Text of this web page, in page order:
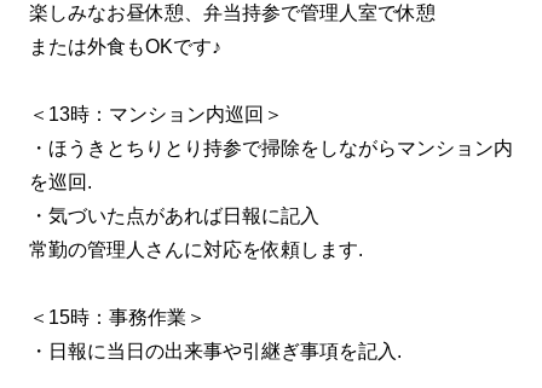
楽しみなお昼休憩、弁当持参で管理人室で休憩
または外食もOKです♪
＜13時：マンション内巡回＞
・ほうきとちりとり持参で掃除をしながらマンション内
を巡回.
・気づいた点があれば日報に記入
常勤の管理人さんに対応を依頼します.
＜15時：事務作業＞
・日報に当日の出来事や引継ぎ事項を記入.